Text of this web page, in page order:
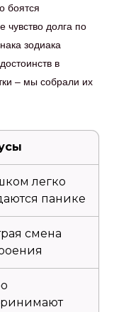
боятся
чувство долга по
зодиака
в
– мы собрали их
легко
панике
смена